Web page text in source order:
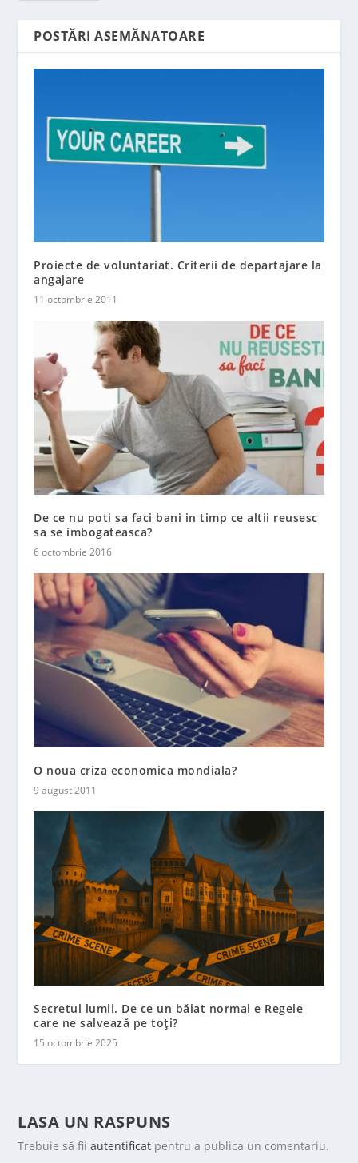
POSTĂRI ASEMĂNATOARE
Proiecte de voluntariat. Criterii de departajare la
angajare
11 octombrie 2011
De ce nu poti sa faci bani in timp ce altii reusesc
sa se imbogateasca?
6 octombrie 2016
O noua criza economica mondiala?
9 august 2011
Secretul lumii. De ce un băiat normal e Regele
care ne salvează pe toți?
15 octombrie 2025
LASA UN RASPUNS
Trebuie să fiiautentificat pentru a publica un comentariu.